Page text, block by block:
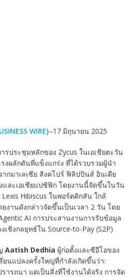
WIRE)–17 มิถุนายน 2025
รประชุมหลักของ Zycus ในเอเชียตะวัน
งผลักดันที่แข็งแกร่ง ที่ได้รวบรวมผู้นำ
กมาเลเซีย สิงคโปร์ ฟิลิปปินส์ อินเดีย
และเอเชียแปซิฟิก โดยงานนี้จัดขึ้นในวัน
Hibiscus ในพอร์ตดิกสัน ใกล้
ยงานดังกล่าวจัดขึ้นเป็นเวลา 2 วัน โดย
AI การประสานงานการรับข้อมูล
ชิงกลยุทธ์ใน Source-to-Pay (S2P)
Aatish Dedhia ผู้ก่อตั้งและซีอีโอของ
ยนแปลงครั้งใหญ่ที่กำลังเกิดขึ้นว่า:
ารถนา แต่เป็นสิ่งที่ใช้งานได้จริง การจัด